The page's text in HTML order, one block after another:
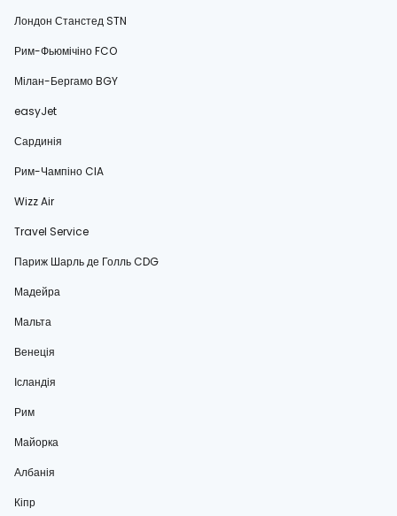
Лондон Станстед STN
Рим-Фьюмічіно FCO
Мілан-Бергамо BGY
easyJet
Сардинія
Рим-Чампіно CIA
Wizz Air
Travel Service
Париж Шарль де Голль CDG
Мадейра
Мальта
Венеція
Ісландія
Рим
Майорка
Албанія
Кіпр